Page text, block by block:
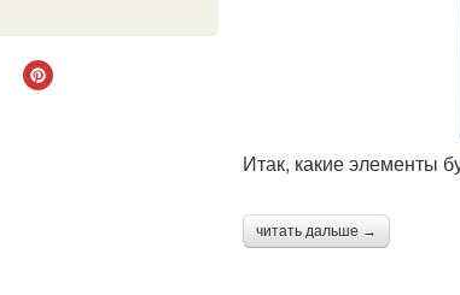
Итак, какие элементы
читать дальше →